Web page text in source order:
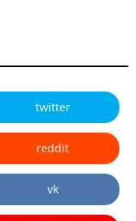
twitter
reddit
vk